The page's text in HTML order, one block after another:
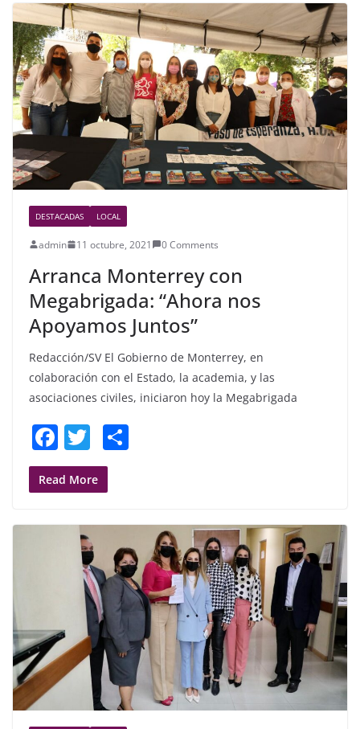
b
o
o
k
DESTACADAS LOCAL
admin 11 octubre, 2021 0 Comments
Arranca Monterrey con
Megabrigada: “Ahora nos
Apoyamos Juntos”
Redacción/SV El Gobierno de Monterrey, en
colaboración con el Estado, la academia, y las
asociaciones civiles, iniciaron hoy la Megabrigada
F
a
c
T
w
itt
Read More